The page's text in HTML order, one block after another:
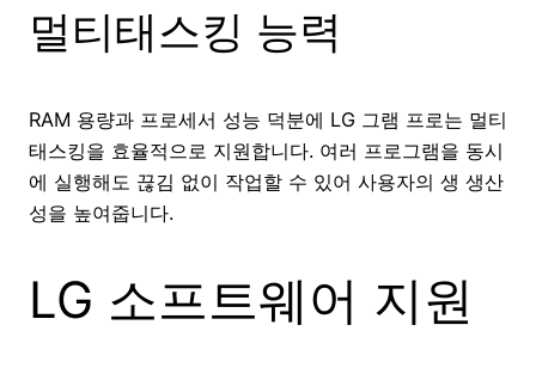
멀티태스킹 능력
RAM 용량과 프로세서 성능 덕분에 LG 그램 프로는 멀티
태스킹을 효율적으로 지원합니다. 여러 프로그램을 동시
에 실행해도 끊김 없이 작업할 수 있어 사용자의 생 생산
성을 높여줍니다.
LG 소프트웨어 지원